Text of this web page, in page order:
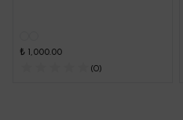
₺ 1,000.00
(0)